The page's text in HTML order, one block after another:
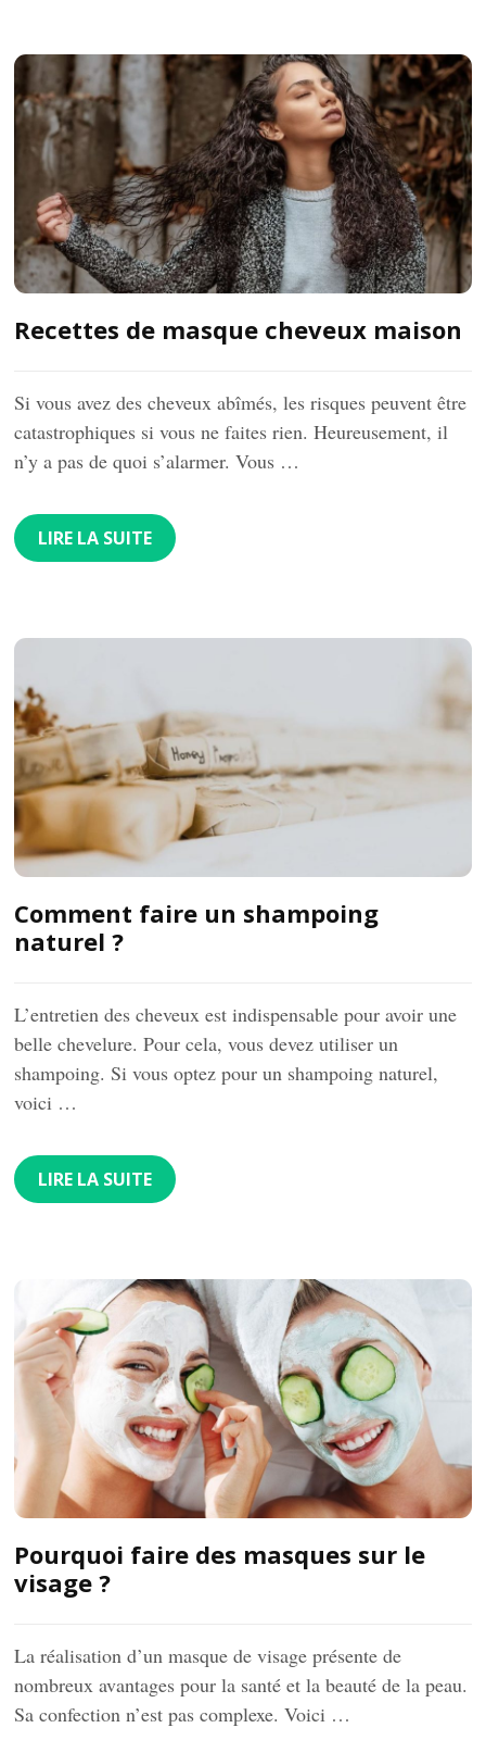
Recettes de masque cheveux maison
Si vous avez des cheveux abîmés, les risques peuvent être
catastrophiques si vous ne faites rien. Heureusement, il
n’y a pas de quoi s’alarmer. Vous …
LIRE LA SUITE
Comment faire un shampoing
naturel ?
L’entretien des cheveux est indispensable pour avoir une
belle chevelure. Pour cela, vous devez utiliser un
shampoing. Si vous optez pour un shampoing naturel,
voici …
LIRE LA SUITE
Pourquoi faire des masques sur le
visage ?
La réalisation d’un masque de visage présente de
nombreux avantages pour la santé et la beauté de la peau.
Sa confection n’est pas complexe. Voici …